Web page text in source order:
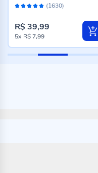
Avaliação: (1630)
R$ 39,99
5x R$ 7,99